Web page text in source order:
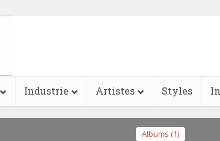
Industrie Artistes Styles
Albums (1)